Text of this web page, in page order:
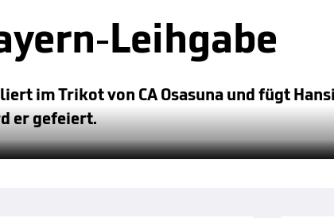
Leihgabe
im Trikot von CA Osasuna und fügt
er gefeiert.